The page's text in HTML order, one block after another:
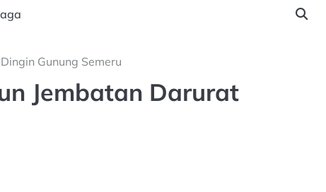
Gunung Semeru
Jembatan Darurat